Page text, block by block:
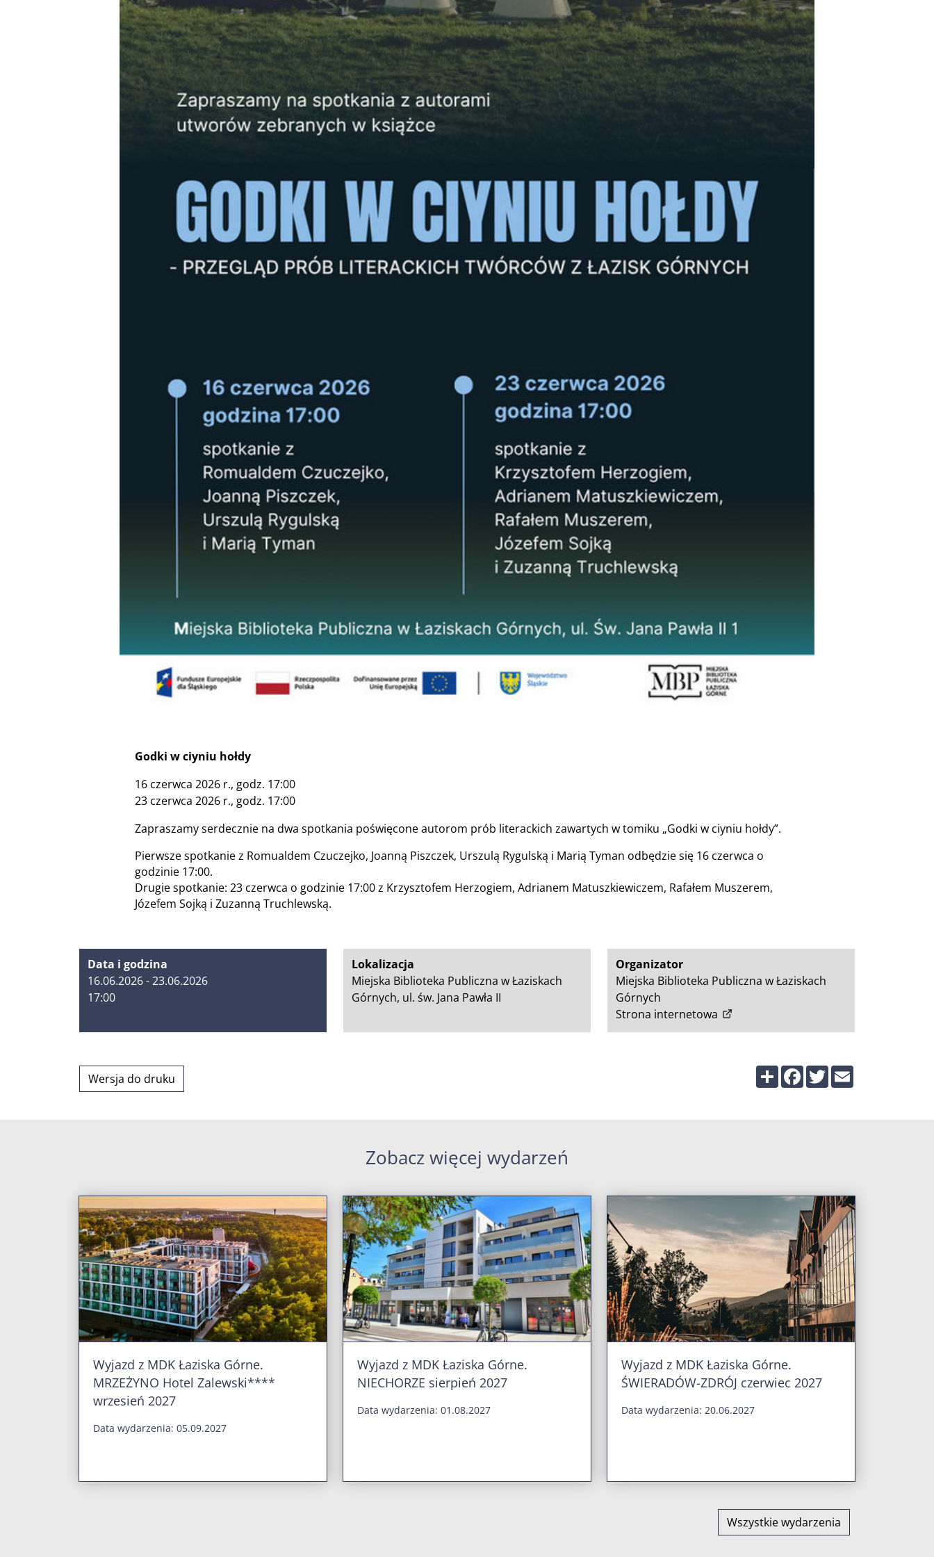
Godki w ciyniu hołdy
16 czerwca 2026 r., godz. 17:00
23 czerwca 2026 r., godz. 17:00
Zapraszamy serdecznie na dwa spotkania poświęcone autorom prób literackich zawartych w tomiku „Godki w ciyniu hołdy”.
Pierwsze spotkanie z Romualdem Czuczejko, Joanną Piszczek, Urszulą Rygulską i Marią Tyman odbędzie się 16 czerwca o
godzinie 17:00.
Drugie spotkanie: 23 czerwca o godzinie 17:00 z Krzysztofem Herzogiem, Adrianem Matuszkiewiczem, Rafałem Muszerem,
Józefem Sojką i Zuzanną Truchlewską.
Data i godzina
16.06.2026 - 23.06.2026
17:00
Lokalizacja
Miejska Biblioteka Publiczna w Łaziskach
Górnych, ul. św. Jana Pawła II
Organizator
Miejska Biblioteka Publiczna w Łaziskach
Górnych
Strona internetowa (otwiera w nowym oknie)
Wersja do druku
ShareFacebook
Twitter
Zobacz więcej wydarzeń
Wyjazd z MDK Łaziska Górne.
MRZEŻYNO Hotel Zalewski****
wrzesień 2027
Data wydarzenia: 05.09.2027
Wyjazd z MDK Łaziska Górne.
NIECHORZE sierpień 2027
Data wydarzenia: 01.08.2027
Wyjazd z MDK Łaziska Górne.
ŚWIERADÓW-ZDRÓJ czerwiec 2027
Data wydarzenia: 20.06.2027
Wszystkie wydarzenia